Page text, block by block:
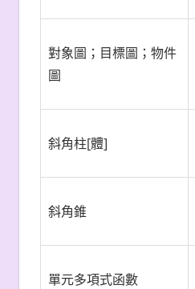
對象圖；目標圖；物件
圖
斜角柱[體]
斜角錐
單元多項式函數